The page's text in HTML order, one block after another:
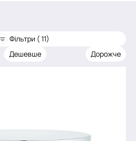
Фільтри ( 11)
Дешевше Дорожче